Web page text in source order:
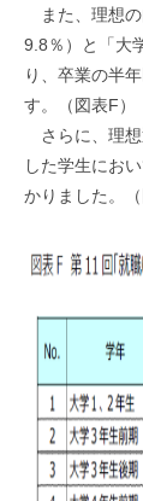
また、理想の
9.8％）と「大
り、卒業の半
す。（図表F）
さらに、理想
した学生にお
かりました。（